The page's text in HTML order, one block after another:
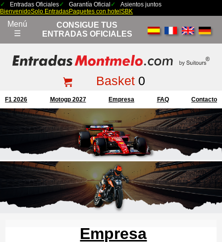
Entradas Oficiales Garantía Oficial
Asientos juntos
BienvenidoSolo EntradasPaquetes con hotel SBK
Menú
☰
CONSIGUE TUS
ENTRADAS OFICIALES
Basket0
F1 2026 Motogp 2027 Empresa FAQ Contacto
Empresa